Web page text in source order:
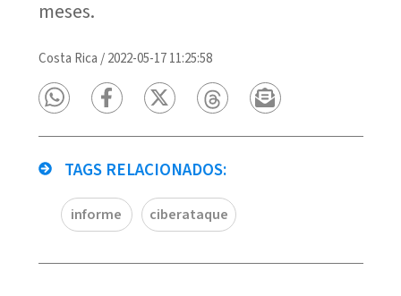
meses.
Costa Rica /2022-05-17 11:25:58
TAGS RELACIONADOS:
informe ciberataque